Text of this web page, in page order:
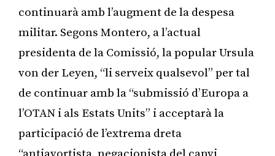
continuarà amb l’augment de la despesa
militar. Segons Montero, a l’actual
presidenta de la Comissió, la popular Ursula
von der Leyen, “li serveix qualsevol” per tal
de continuar amb la “submissió d’Europa a
l’OTAN i als Estats Units” i acceptarà la
participació de l’extrema dreta